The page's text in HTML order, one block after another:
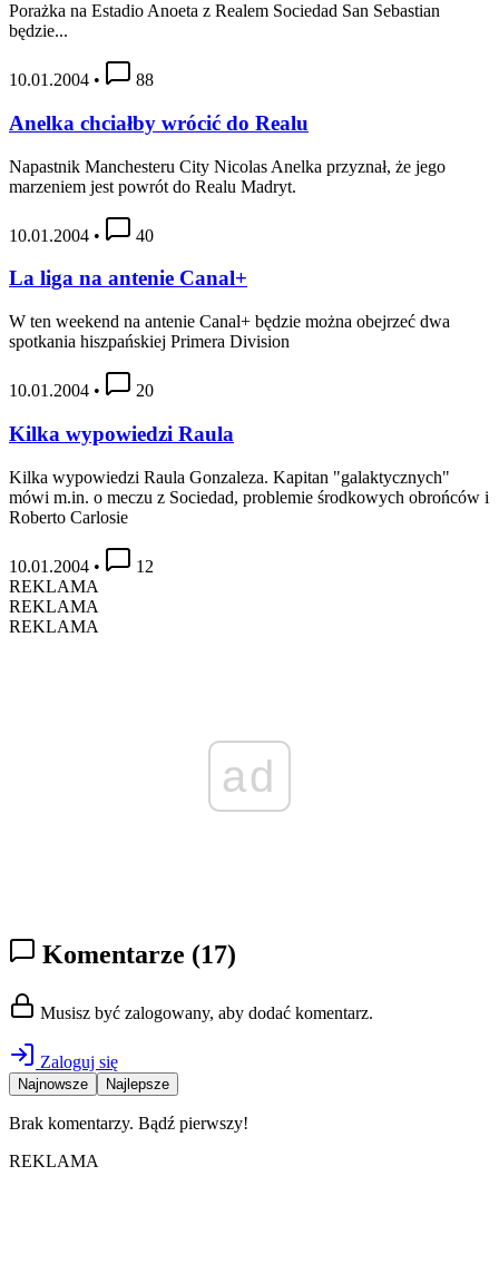
Porażka na Estadio Anoeta z Realem Sociedad San Sebastian
będzie...
10.01.2004 • 88
Anelka chciałby wrócić do Realu
Napastnik Manchesteru City Nicolas Anelka przyznał, że jego
marzeniem jest powrót do Realu Madryt.
10.01.2004 • 40
La liga na antenie Canal+
W ten weekend na antenie Canal+ będzie można obejrzeć dwa
spotkania hiszpańskiej Primera Division
10.01.2004 • 20
Kilka wypowiedzi Raula
Kilka wypowiedzi Raula Gonzaleza. Kapitan "galaktycznych"
mówi m.in. o meczu z Sociedad, problemie środkowych obrońców i
Roberto Carlosie
10.01.2004 •
12
REKLAMA
REKLAMA
REKLAMA
ad
Komentarze (17)
Musisz być zalogowany, aby dodać komentarz.
Zaloguj się
Najnowsze Najlepsze
Brak komentarzy. Bądź pierwszy!
REKLAMA